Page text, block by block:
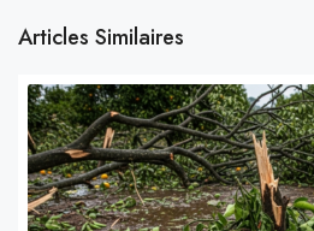
Articles Similaires